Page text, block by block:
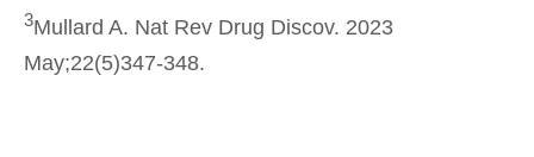
3Mullard A. Nat Rev Drug Discov. 2023
May;22(5)347-348.